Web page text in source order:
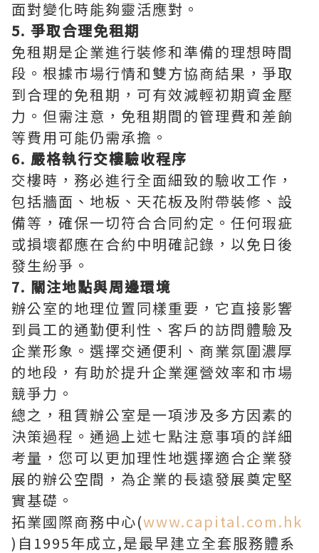
面對變化時能夠靈活應對。
5. 爭取合理免租期
免租期是企業進行裝修和準備的理想時間
段。根據市場行情和雙方協商結果，爭取
到合理的免租期，可有效減輕初期資金壓
力。但需注意，免租期間的管理費和差餉
等費用可能仍需承擔。
6. 嚴格執行交樓驗收程序
交樓時，務必進行全面細致的驗收工作，
包括牆面、地板、天花板及附帶裝修、設
備等，確保一切符合合同約定。任何瑕疵
或損壞都應在合約中明確記錄，以免日後
發生紛爭。
7. 關注地點與周邊環境
辦公室的地理位置同樣重要，它直接影響
到員工的通勤便利性、客戶的訪問體驗及
企業形象。選擇交通便利、商業氛圍濃厚
的地段，有助於提升企業運營效率和市場
競爭力。
總之，租賃辦公室是一項涉及多方因素的
決策過程。通過上述七點注意事項的詳細
考量，您可以更加理性地選擇適合企業發
展的辦公空間，為企業的長遠發展奠定堅
實基礎。
拓業國際商務中心(www.capital.com.hk
)自1995年成立,是最早建立全套服務體系